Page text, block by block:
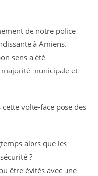
de notre police
à Amiens.
sens a été
municipale et
volte-face pose des
alors que les
?
être évités avec une